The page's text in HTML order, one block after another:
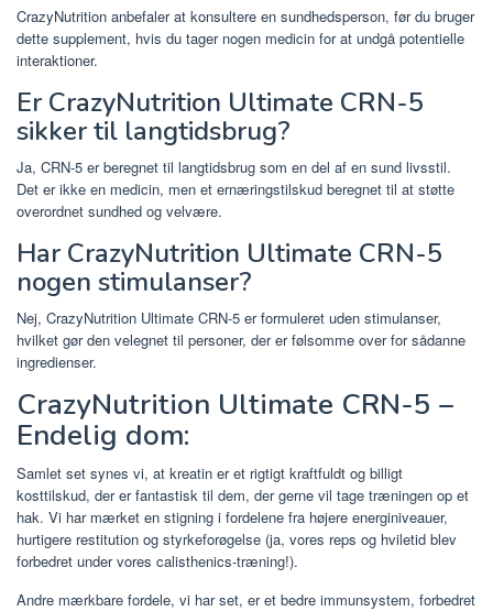
CrazyNutrition anbefaler at konsultere en sundhedsperson, før du bruger
dette supplement, hvis du tager nogen medicin for at undgå potentielle
interaktioner.
Er CrazyNutrition Ultimate CRN-5
sikker til langtidsbrug?
Ja, CRN-5 er beregnet til langtidsbrug som en del af en sund livsstil.
Det er ikke en medicin, men et ernæringstilskud beregnet til at støtte
overordnet sundhed og velvære.
Har CrazyNutrition Ultimate CRN-5
nogen stimulanser?
Nej, CrazyNutrition Ultimate CRN-5 er formuleret uden stimulanser,
hvilket gør den velegnet til personer, der er følsomme over for sådanne
ingredienser.
CrazyNutrition Ultimate CRN-5 –
Endelig dom:
Samlet set synes vi, at kreatin er et rigtigt kraftfuldt og billigt
kosttilskud, der er fantastisk til dem, der gerne vil tage træningen op et
hak. Vi har mærket en stigning i fordelene fra højere energiniveauer,
hurtigere restitution og styrkeforøgelse (ja, vores reps og hviletid blev
forbedret under vores calisthenics-træning!).
Andre mærkbare fordele, vi har set, er et bedre immunsystem, forbedret